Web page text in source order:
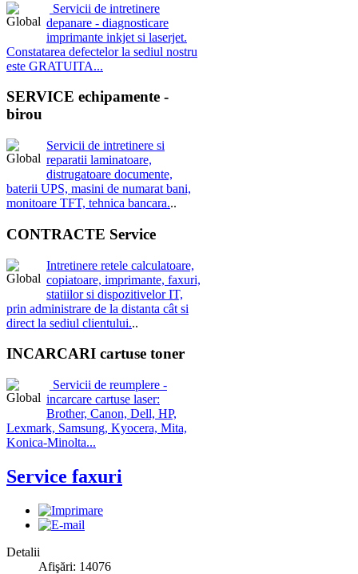
Servicii de intretinere
depanare - diagnosticare
imprimante inkjet si laserjet.
Constatarea defectelor la sediul nostru
este GRATUITA...
SERVICE echipamente -
birou
Servicii de intretinere si
reparatii laminatoare,
distrugatoare documente,
baterii UPS, masini de numarat bani,
monitoare TFT, tehnica bancara...
CONTRACTE Service
Intretinere retele calculatoare,
copiatoare, imprimante, faxuri,
statiilor si dispozitivelor IT,
prin administrare de la distanta cât si
direct la sediul clientului...
INCARCARI cartuse toner
Servicii de reumplere -
incarcare cartuse laser:
Brother, Canon, Dell, HP,
Lexmark, Samsung, Kyocera, Mita,
Konica-Minolta...
Service faxuri
Detalii
Afişări: 14076